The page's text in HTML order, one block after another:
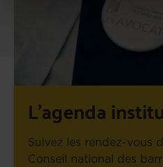
L’agenda
Suivez les rendez-vous
Conseil national des